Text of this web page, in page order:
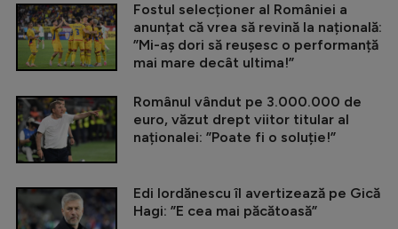
Fostul selecționer al României a
anunțat că vrea să revină la națională:
”Mi-aș dori să reușesc o performanță
mai mare decât ultima!”
Românul vândut pe 3.000.000 de
euro, văzut drept viitor titular al
naționalei: ”Poate fi o soluție!”
Edi Iordănescu îl avertizează pe Gică
Hagi: ”E cea mai păcătoasă”